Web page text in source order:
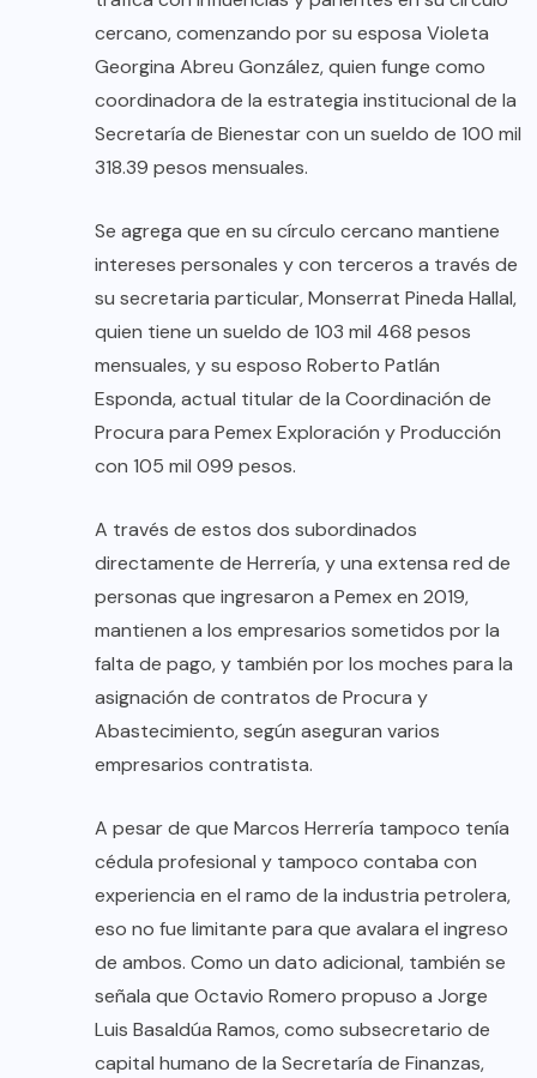
cercano, comenzando por su esposa Violeta
Georgina Abreu González, quien funge como
coordinadora de la estrategia institucional de la
Secretaría de Bienestar con un sueldo de 100 mil
318.39 pesos mensuales.
Se agrega que en su círculo cercano mantiene
intereses personales y con terceros a través de
su secretaria particular, Monserrat Pineda Hallal,
quien tiene un sueldo de 103 mil 468 pesos
mensuales, y su esposo Roberto Patlán
Esponda, actual titular de la Coordinación de
Procura para Pemex Exploración y Producción
con 105 mil 099 pesos.
A través de estos dos subordinados
directamente de Herrería, y una extensa red de
personas que ingresaron a Pemex en 2019,
mantienen a los empresarios sometidos por la
falta de pago, y también por los moches para la
asignación de contratos de Procura y
Abastecimiento, según aseguran varios
empresarios contratista.
A pesar de que Marcos Herrería tampoco tenía
cédula profesional y tampoco contaba con
experiencia en el ramo de la industria petrolera,
eso no fue limitante para que avalara el ingreso
de ambos. Como un dato adicional, también se
señala que Octavio Romero propuso a Jorge
Luis Basaldúa Ramos, como subsecretario de
capital humano de la Secretaría de Finanzas,